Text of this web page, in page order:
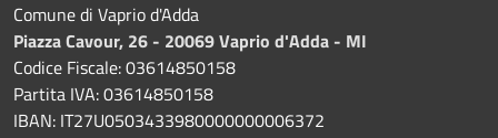
Comune di Vaprio d'Adda
Piazza Cavour, 26 - 20069 Vaprio d'Adda - MI
Codice Fiscale: 03614850158
Partita IVA: 03614850158
IBAN: IT27U0503433980000000006372